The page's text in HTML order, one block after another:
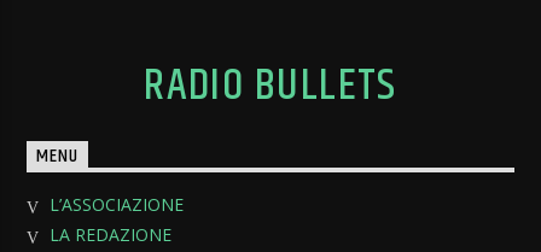
RADIO BULLETS
MENU
L’ASSOCIAZIONE
LA REDAZIONE